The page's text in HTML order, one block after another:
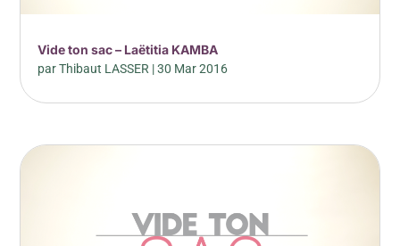
Vide ton sac – Laëtitia KAMBA
parThibaut LASSER |30 Mar 2016